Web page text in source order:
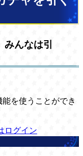
んなは引
を使うことができ
ログイン